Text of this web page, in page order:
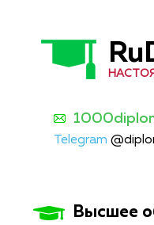
Telegram
Высшее